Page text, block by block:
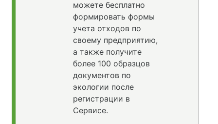
можете бесплатно
формировать формы
учета отходов по
своему предприятию,
а также получите
более 100 образцов
документов по
экологии после
регистрации в
Сервисе.